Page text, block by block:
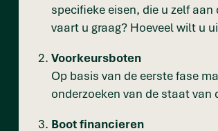
specifieke eisen, die u zelf
vaart u graag? Hoeveel wilt u
Voorkeursboten
Op basis van de eerste fase
onderzoeken van de staat van
Boot financieren